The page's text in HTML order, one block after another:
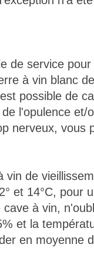
de service
à vin blanc
possible de
l'opulence et/
nerveux, vous
vin de
et 14°C, pour
à vin,
et la
en moyenne